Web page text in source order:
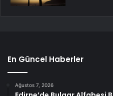
En Güncel Haberler
Ağustos 7, 2026